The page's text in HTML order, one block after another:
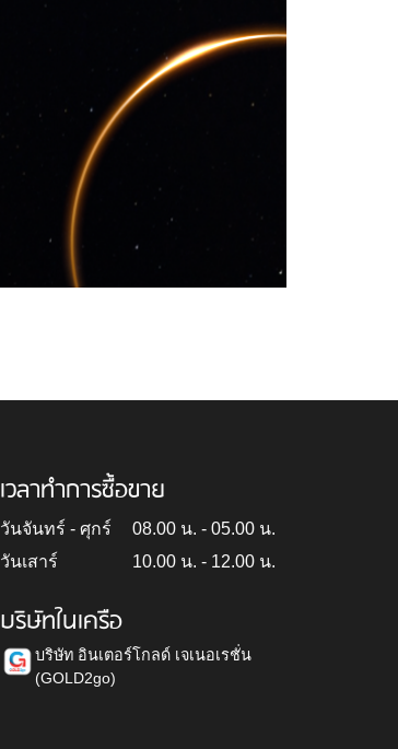
เวลาทำการซื้อขาย
วันจันทร์ - ศุกร์
08.00 น. - 05.00 น.
วันเสาร์
10.00 น. - 12.00 น.
บริษัทในเครือ
บริษัท อินเตอร์โกลด์ เจเนอเรชั่น
(GOLD2go)